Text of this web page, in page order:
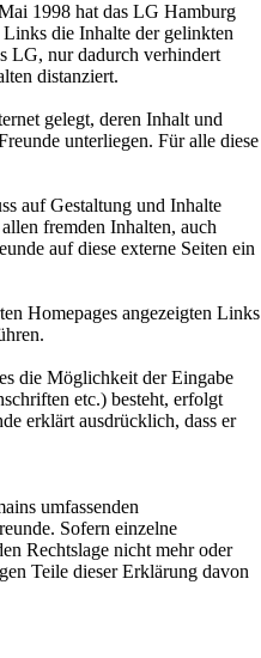
1998 hat das LG Hamburg
Links die Inhalte der gelinkten
LG, nur dadurch verhindert
distanziert.
gelegt, deren Inhalt und
unterliegen. Für alle diese
auf Gestaltung und Inhalte
fremden Inhalten, auch
auf diese externe Seiten ein
Homepages angezeigten Links
die Möglichkeit der Eingabe
etc.) besteht, erfolgt
erklärt ausdrücklich, dass er
umfassenden
Sofern einzelne
Rechtslage nicht mehr oder
Teile dieser Erklärung davon